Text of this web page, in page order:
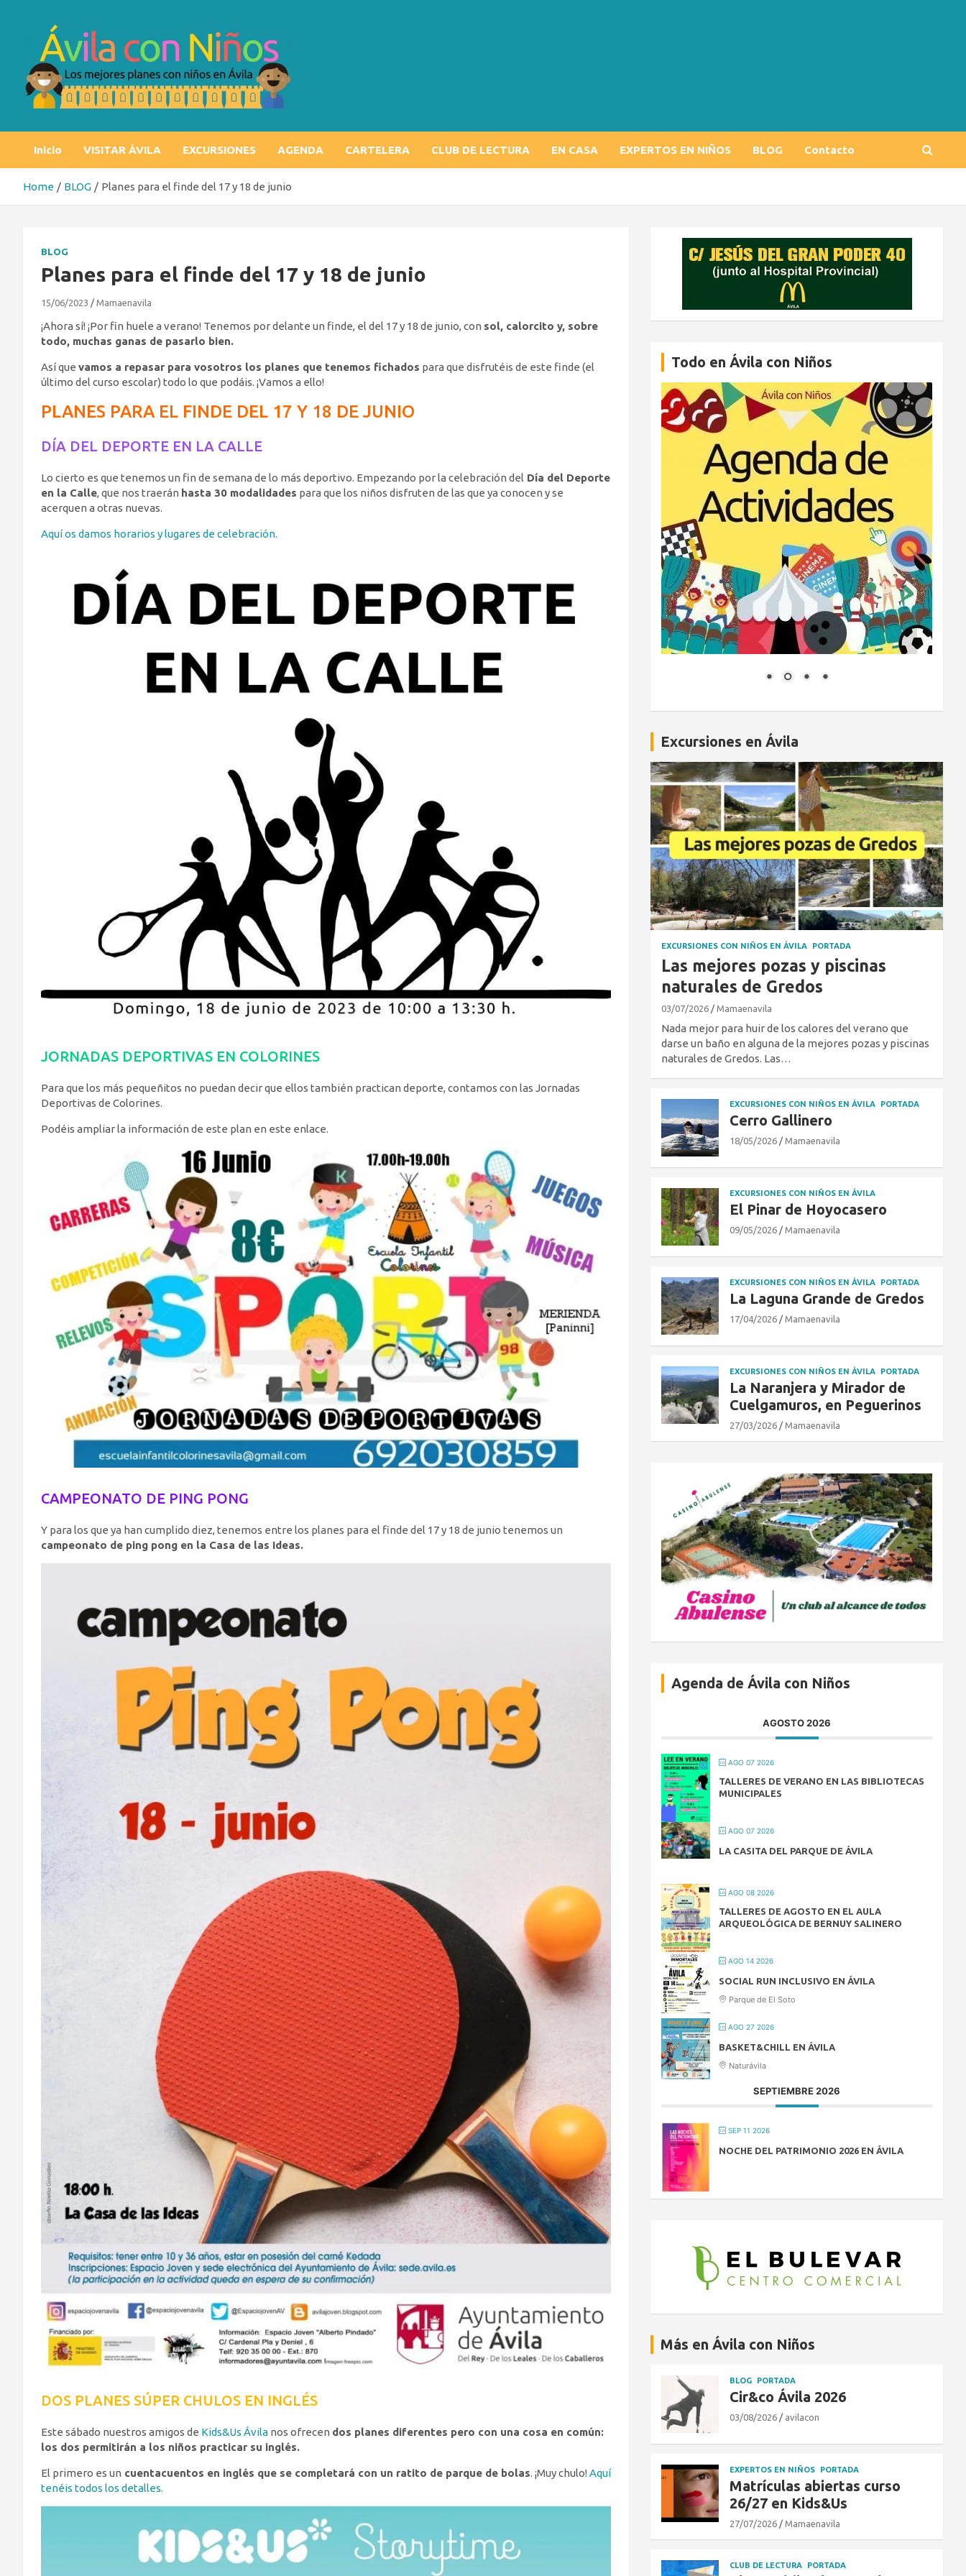
Inicio VISITAR ÁVILA EXCURSIONES AGENDA CARTELERA CLUB DE LECTURA EN CASA EXPERTOS EN NIÑOS BLOG Contacto
Home BLOG Planes para el finde del 17 y 18 de junio
BLOG
Planes para el finde del 17 y 18 de junio
15/06/2023 Mamaenavila
¡Ahora sí! ¡Por fin huele a verano! Tenemos por delante un finde, el del 17 y 18 de junio, con sol, calorcito y, sobre
todo, muchas ganas de pasarlo bien.
Así que vamos a repasar para vosotros los planes que tenemos fichados para que disfrutéis de este finde (el
último del curso escolar) todo lo que podáis. ¡Vamos a ello!
PLANES PARA EL FINDE DEL 17 Y 18 DE JUNIO
DÍA DEL DEPORTE EN LA CALLE
Lo cierto es que tenemos un fin de semana de lo más deportivo. Empezando por la celebración del Día del Deporte
en la Calle, que nos traerán hasta 30 modalidades para que los niños disfruten de las que ya conocen y se
acerquen a otras nuevas.
Aquí os damos horarios y lugares de celebración.
JORNADAS DEPORTIVAS EN COLORINES
Para que los más pequeñitos no puedan decir que ellos también practican deporte, contamos con las Jornadas
Deportivas de Colorines.
Podéis ampliar la información de este plan en este enlace.
CAMPEONATO DE PING PONG
Y para los que ya han cumplido diez, tenemos entre los planes para el finde del 17 y 18 de junio tenemos un
campeonato de ping pong en la Casa de las Ideas.
DOS PLANES SÚPER CHULOS EN INGLÉS
Este sábado nuestros amigos de Kids&Us Ávila nos ofrecen dos planes diferentes pero con una cosa en común:
los dos permitirán a los niños practicar su inglés.
El primero es un cuentacuentos en inglés que se completará con un ratito de parque de bolas. ¡Muy chulo! Aquí
tenéis todos los detalles.
Todo en Ávila con Niños
Excursiones en Ávila
EXCURSIONES CON NIÑOS EN ÁVILA PORTADA
Las mejores pozas y piscinas
naturales de Gredos
03/07/2026 Mamaenavila
Nada mejor para huir de los calores del verano que
darse un baño en alguna de la mejores pozas y piscinas
naturales de Gredos. Las…
EXCURSIONES CON NIÑOS EN ÁVILA PORTADA
Cerro Gallinero
18/05/2026 Mamaenavila
EXCURSIONES CON NIÑOS EN ÁVILA
El Pinar de Hoyocasero
09/05/2026 Mamaenavila
EXCURSIONES CON NIÑOS EN ÁVILA PORTADA
La Laguna Grande de Gredos
17/04/2026 Mamaenavila
EXCURSIONES CON NIÑOS EN ÁVILA PORTADA
La Naranjera y Mirador de
Cuelgamuros, en Peguerinos
27/03/2026 Mamaenavila
Agenda de Ávila con Niños
AGOSTO 2026
AGO 07 2026
TALLERES DE VERANO EN LAS BIBLIOTECAS
MUNICIPALES
AGO 07 2026
LA CASITA DEL PARQUE DE ÁVILA
AGO 08 2026
TALLERES DE AGOSTO EN EL AULA
ARQUEOLÓGICA DE BERNUY SALINERO
AGO 14 2026
SOCIAL RUN INCLUSIVO EN ÁVILA
Parque de El Soto
AGO 27 2026
BASKET&CHILL EN ÁVILA
Naturávila
SEPTIEMBRE 2026
SEP 11 2026
NOCHE DEL PATRIMONIO 2026 EN ÁVILA
Más en Ávila con Niños
BLOG PORTADA
Cir&co Ávila 2026
03/08/2026 avilacon
EXPERTOS EN NIÑOS PORTADA
Matrículas abiertas curso
26/27 en Kids&Us
27/07/2026 Mamaenavila
CLUB DE LECTURA PORTADA